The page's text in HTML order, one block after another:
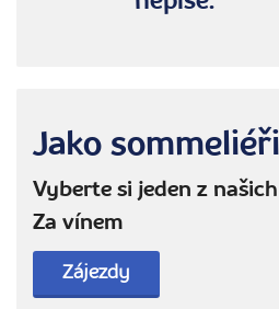
Jako sommeliéři
Vyberte si jeden z
Za vínem
Zájezdy